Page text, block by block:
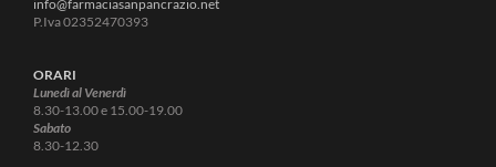
info@farmaciasanpancrazio.net
P.Iva 02352470393
ORARI
Lunedì al Venerdì
8.30-13.00 e 15.00-19.00
Sabato
8.30-12.30